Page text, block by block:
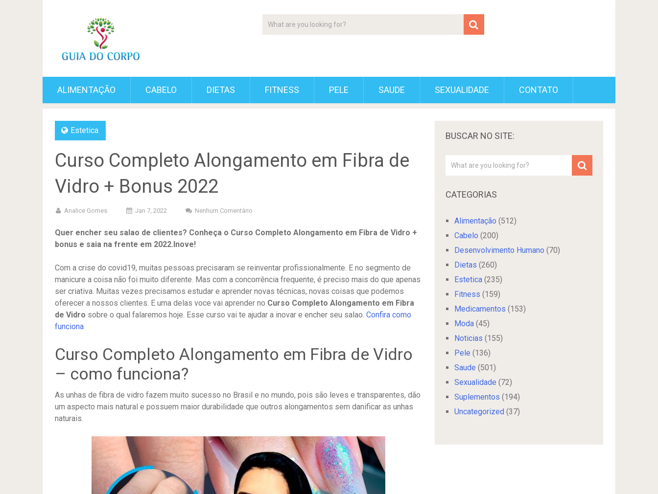
ALIMENTAÇÃO CABELO DIETAS FITNESS PELE SAUDE SEXUALIDADE CONTATO
Estetica
Curso Completo Alongamento em Fibra de
Vidro + Bonus 2022
Analice Gomes Jan 7, 2022 Nenhum Comentário
Quer encher seu salao de clientes? Conheça o Curso Completo Alongamento em Fibra de Vidro +
bonus e saia na frente em 2022.Inove!
Com a crise do covid19, muitas pessoas precisaram se reinventar profissionalmente. E no segmento de
manicure a coisa não foi muito diferente. Mas com a concorrência frequente, é preciso mais do que apenas
ser criativa. Muitas vezes precisamos estudar e aprender novas técnicas, novas coisas que podemos
oferecer a nossos clientes. E uma delas voce vai aprender no Curso Completo Alongamento em Fibra
de Vidro sobre o qual falaremos hoje. Esse curso vai te ajudar a inovar e encher seu salao. Confira como
funciona
Curso Completo Alongamento em Fibra de Vidro
– como funciona?
As unhas de fibra de vidro fazem muito sucesso no Brasil e no mundo, pois são leves e transparentes, dão
um aspecto mais natural e possuem maior durabilidade que outros alongamentos sem danificar as unhas
naturais.
BUSCAR NO SITE:
CATEGORIAS
Alimentação (512)
Cabelo (200)
Desenvolvimento Humano (70)
Dietas (260)
Estetica (235)
Fitness (159)
Medicamentos (153)
Moda (45)
Noticias (155)
Pele (136)
Saude (501)
Sexualidade (72)
Suplementos (194)
Uncategorized (37)